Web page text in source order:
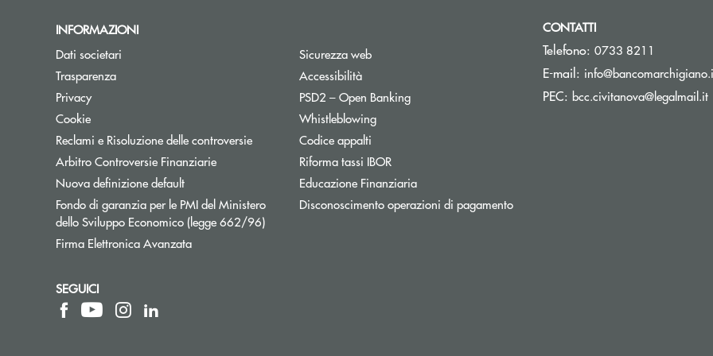
INFORMAZIONI
Dati societari
Trasparenza
PrivacyApre una nuova finestra
Cookie
Reclami e Risoluzione delle controversie
Arbitro Controversie FinanziarieApre una nuova finestra
Nuova definizione default
Fondo di garanzia per le PMI del Ministero
dello Sviluppo Economico (legge 662/96)Apre una nuova finestra
Firma Elettronica Avanzata
Sicurezza web
Accessibilità
PSD2 – Open BankingApre una nuova finestra
Whistleblowing
Codice appalti
Riforma tassi IBORApre una nuova finestra
Educazione Finanziaria
Disconoscimento operazioni di pagamento
CONTATTI
Telefono: 0733 8211
E-mail:
PEC: bcc.civitanova@legalmail.it
SEGUICI